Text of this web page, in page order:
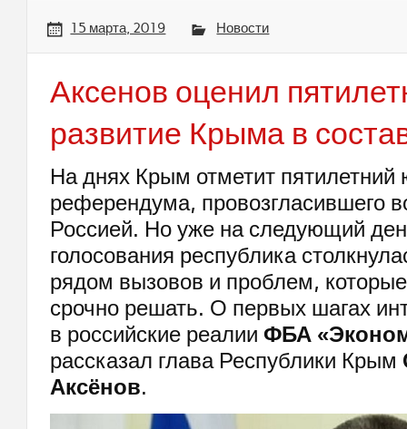
15 марта, 2019 Новости
Аксенов оценил
развитие Крыма в
На днях Крым отметит пятилетний
референдума, провозгласившего
Россией. Но уже на следующий
голосования республика
рядом вызовов и проблем,
срочно решать. О первых шагах
в российские реалии ФБА
рассказал глава Республики Крым
Аксёнов.